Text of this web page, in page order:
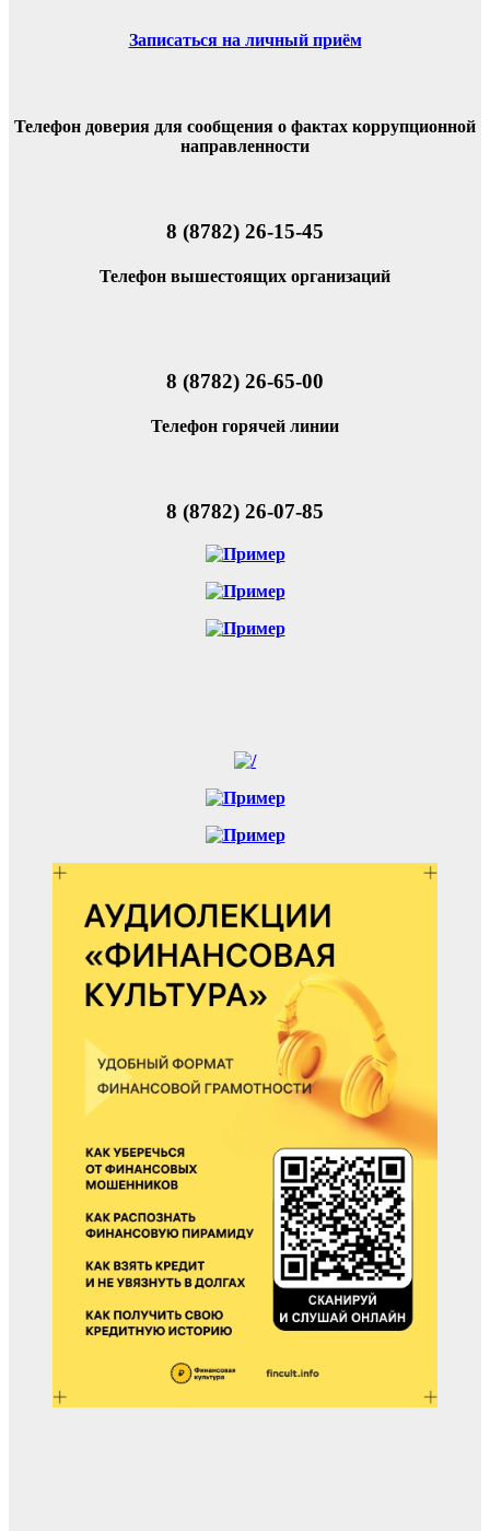
Записаться на личный приём
Телефон доверия для сообщения о фактах коррупционной
направленности
8 (8782) 26-15-45
Телефон вышестоящих организаций
8 (8782) 26-65-00
Телефон горячей линии
8 (8782) 26-07-85